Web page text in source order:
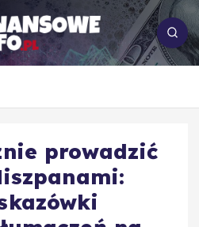
o rachunkowości, pracy, biznesie i
prowadzić